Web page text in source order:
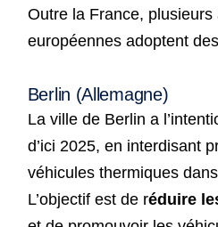
Outre la France, plusieurs
européennes adoptent
Berlin (Allemagne)
La ville de Berlin a
d’ici 2025, en interdisant
véhicules thermiques
L’objectif est de réduire